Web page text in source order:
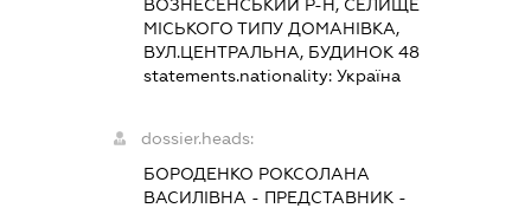
ВОЗНЕСЕНСЬКИЙ Р-Н, СЕЛИЩЕ
МІСЬКОГО ТИПУ ДОМАНІВКА,
ВУЛ.ЦЕНТРАЛЬНА, БУДИНОК 48
statements.nationality: Україна
dossier.heads:
БОРОДЕНКО РОКСОЛАНА
ВАСИЛІВНА - ПРЕДСТАВНИК -